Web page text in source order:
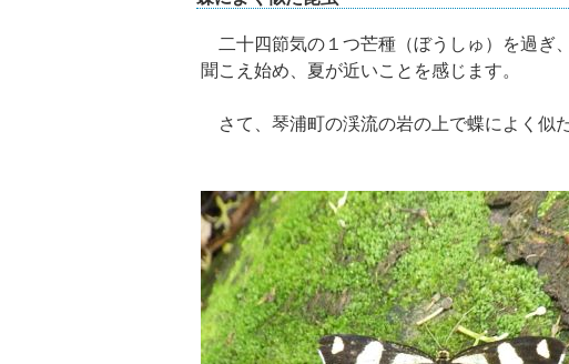
二十四節気の１つ芒種（ぼうしゅ）を過ぎ
聞こえ始め、夏が近いことを感じます。
さて、琴浦町の渓流の岩の上で蝶によく似